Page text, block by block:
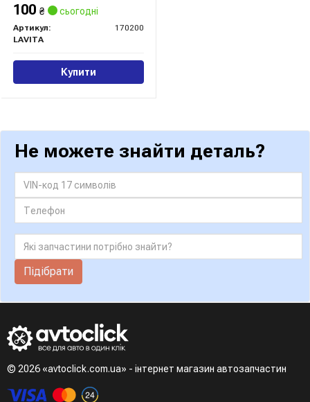
100 ₴ сьогодні
Артикул:
170200
LAVITA
Купити
Не можете знайти деталь?
Підібрати
© 2026 «avtoclick.com.ua» - інтернет магазин автозапчастин